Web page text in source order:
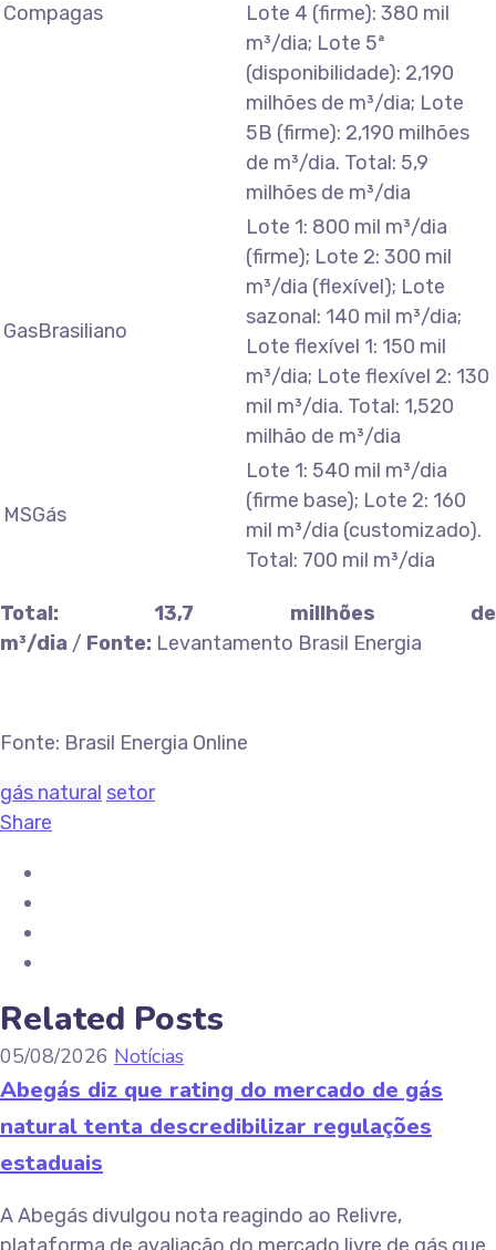
Compagas
Lote 4 (firme): 380 mil
m³/dia; Lote 5ª
(disponibilidade): 2,190
milhões de m³/dia; Lote
5B (firme): 2,190 milhões
de m³/dia. Total: 5,9
milhões de m³/dia
GasBrasiliano
Lote 1: 800 mil m³/dia
(firme); Lote 2: 300 mil
m³/dia (flexível); Lote
sazonal: 140 mil m³/dia;
Lote flexível 1: 150 mil
m³/dia; Lote flexível 2: 130
mil m³/dia. Total: 1,520
milhão de m³/dia
MSGás
Lote 1: 540 mil m³/dia
(firme base); Lote 2: 160
mil m³/dia (customizado).
Total: 700 mil m³/dia
Total: 13,7 millhões de
m³/dia / Fonte: Levantamento Brasil Energia
Fonte: Brasil Energia Online
gás natural setor
Share
Related Posts
05/08/2026 Notícias
Abegás diz que rating do mercado de gás
natural tenta descredibilizar regulações
estaduais
A Abegás divulgou nota reagindo ao Relivre,